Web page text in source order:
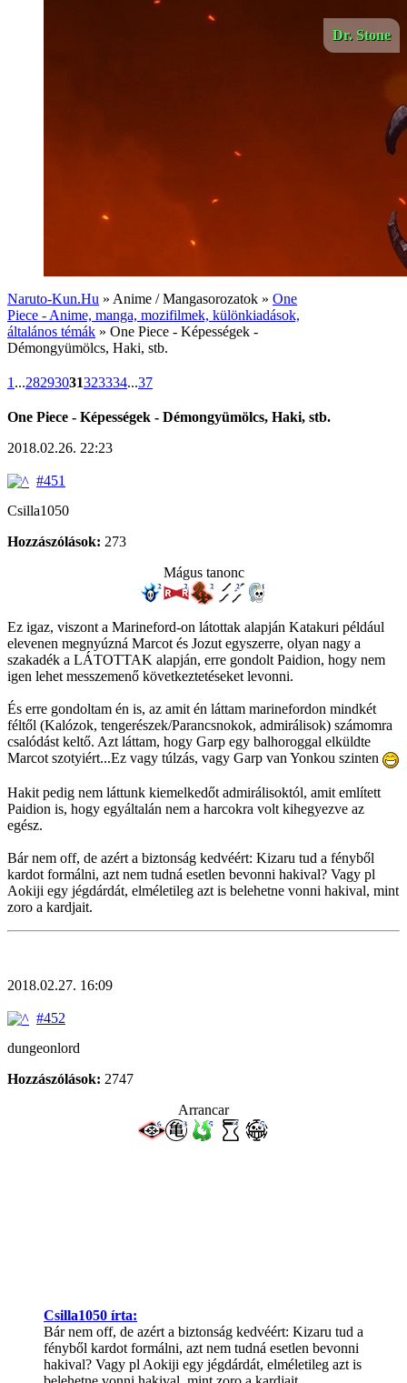
Dr. Stone
Naruto-Kun.Hu » Anime / Mangasorozatok » One
Piece - Anime, manga, mozifilmek, különkiadások,
általános témák » One Piece - Képességek -
Démongyümölcs, Haki, stb.
1 ...28293031323334...37
One Piece - Képességek - Démongyümölcs, Haki, stb.
2018.02.26. 22:23
#451
Csilla1050
Hozzászólások: 273
Mágus tanonc
Ez igaz, viszont a Marineford-on látottak alapján Katakuri például
elevenen megnyúzná Marcot és Jozut egyszerre, olyan nagy a
szakadék a LÁTOTTAK alapján, erre gondolt Paidion, hogy nem
igen lehet messzemenő következtetéseket levonni.
És erre gondoltam én is, az amit én láttam marinefordon mindkét
féltől (Kalózok, tengerészek/Parancsnokok, admirálisok) számomra
csalódást keltő. Azt láttam, hogy Garp egy balhoroggal elküldte
Marcot szotyiért...Ez vagy túlzás, vagy Garp van Yonkou szinten
Hakit pedig nem láttunk kiemelkedőt admirálisoktól, amit említett
Paidion is, hogy egyáltalán nem a harcokra volt kihegyezve az
egész.
Bár nem off, de azért a biztonság kedvéért: Kizaru tud a fényből
kardot formálni, azt nem tudná esetlen bevonni hakival? Vagy pl
Aokiji egy jégdárdát, elméletileg azt is belehetne vonni hakival, mint
zoro a kardjait.
2018.02.27. 16:09
#452
dungeonlord
Hozzászólások: 2747
Arrancar
Csilla1050 írta:
Bár nem off, de azért a biztonság kedvéért: Kizaru tud a
fényből kardot formálni, azt nem tudná esetlen bevonni
hakival? Vagy pl Aokiji egy jégdárdát, elméletileg azt is